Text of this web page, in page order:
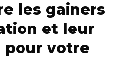
les gainers
et leur
pour votre